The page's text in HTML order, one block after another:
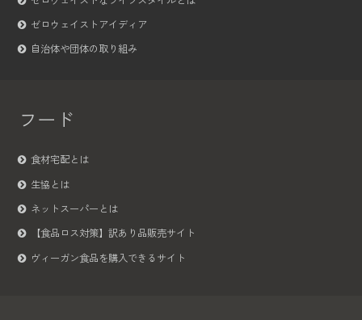
ゼロウェイストアイディア
自治体や団体の取り組み
フード
食材宅配とは
生協とは
ネットスーパーとは
【食品ロス対策】訳あり品販売サイト
ヴィーガン食品を購入できるサイト